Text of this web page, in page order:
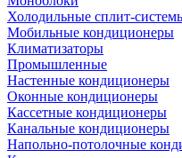
Холодильные сплит-
Мобильные кондиционеры
Климатизаторы
Промышленные
Настенные кондиционеры
Оконные кондиционеры
Кассетные кондиционеры
Канальные кондиционеры
Напольно-потолочные